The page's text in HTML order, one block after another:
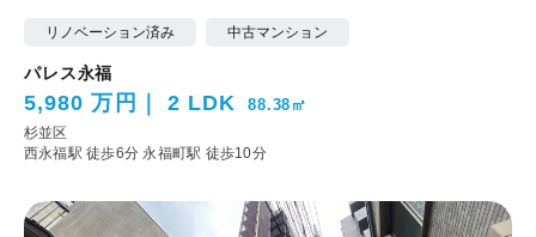
リノベーション済み 中古マンション
パレス永福
5,980 万円 2 LDK 88.38㎡
杉並区
西永福駅 徒歩6分永福町駅 徒歩10分